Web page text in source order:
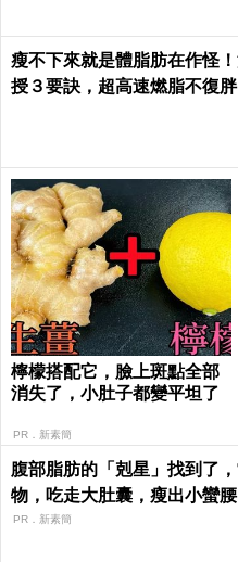
瘦不下來就是體脂肪在作怪
授３要訣，超高速燃脂不復
檸檬搭配它，臉上斑點全部
消失了，小肚子都變平坦了
PR．新素簡
腹部脂肪的「剋星」找到了
物，吃走大肚囊，瘦出小蠻腰
PR．新素簡